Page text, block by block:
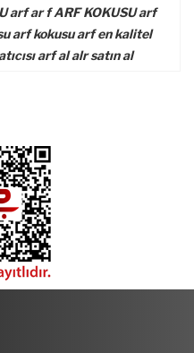
arf ar f ARF KOKUSU arf
arf kokusu arf en kalitel
arf al alr satın al